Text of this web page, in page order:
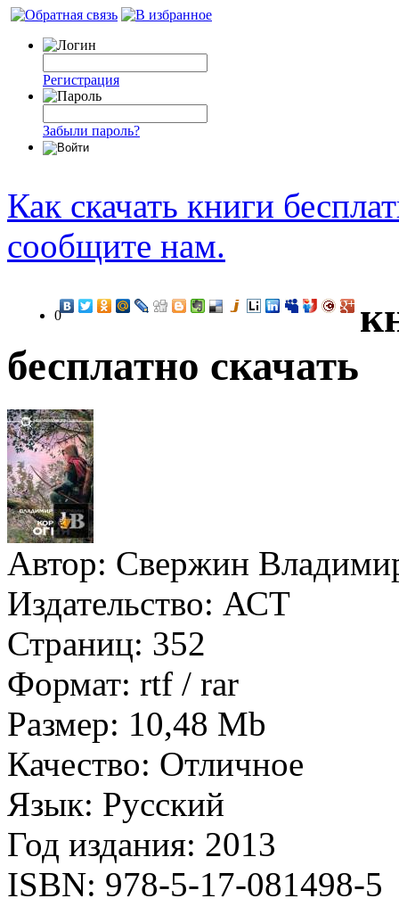
Регистрация
Забыли пароль?
Как скачать книги
сообщите нам.
0
бесплатно скачать
Автор: Свержин
Издательство: АСТ
Страниц: 352
Формат: rtf / rar
Размер: 10,48 Mb
Качество: Отличное
Язык: Русский
Год издания: 2013
ISBN: 978-5-17-081498-5